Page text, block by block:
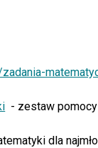
- zestaw
dla